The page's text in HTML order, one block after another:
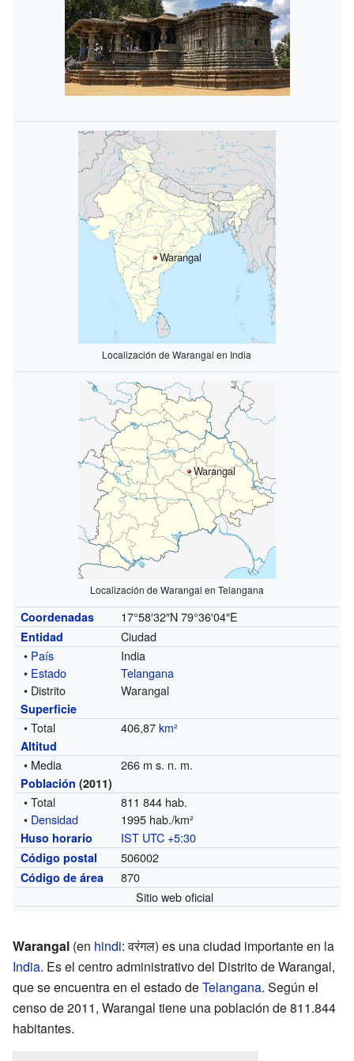
Warangal
Localización de Warangal en India
Warangal
Localización de Warangal en Telangana
Coordenadas 17°58′32″N 79°36′04″E
Entidad
Ciudad
• País
India
• Estado
Telangana
• Distrito
Warangal
Superficie
• Total 406,87km²
Altitud
• Media 266 m s. n. m.
Población (2011)
• Total
811 844 hab.
• Densidad 1995 hab./km²
Huso horario IST UTC +5:30
Código postal 506002
Código de área
870
Sitio web oficial
Warangal (en hindi: वरंगल) es una ciudad importante en la
India. Es el centro administrativo del Distrito de Warangal,
que se encuentra en el estado deTelangana. Según el
censo de 2011, Warangal tiene una población de 811.844
habitantes.